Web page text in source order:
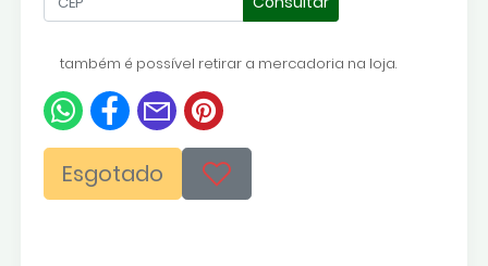
também é possível retirar a mercadoria na loja.
Esgotado